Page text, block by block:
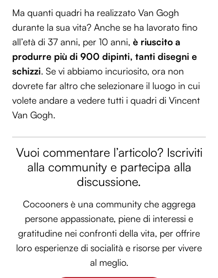
Ma quanti quadri ha realizzato Van Gogh
durante la sua vita? Anche se ha lavorato fino
all’età di 37 anni, per 10 anni, è riuscito a
produrre più di 900 dipinti, tanti disegni e
schizzi. Se vi abbiamo incuriosito, ora non
dovrete far altro che selezionare il luogo in cui
volete andare a vedere tutti i quadri di Vincent
Van Gogh.
Vuoi commentare l’articolo? Iscriviti
alla community e partecipa alla
discussione.
Cocooners è una community che aggrega
persone appassionate, piene di interessi e
gratitudine nei confronti della vita, per offrire
loro esperienze di socialità e risorse per vivere
al meglio.